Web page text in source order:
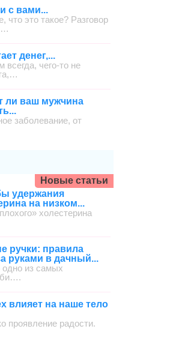
с вами...
что это такое? Разговор
денег,...
всегда, чего-то не
ли ваш мужчина
заболевание, от
Новые статьи
удержания
на низком...
холестерина
ручки: правила
руками в дачный...
из самых
влияет на наше тело
проявление радости.